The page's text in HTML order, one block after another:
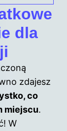
dla
zdajesz
co
miejscu.
W